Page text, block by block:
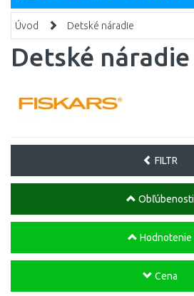
Úvod Detské náradie
Detské náradie
FILTR
Obľúbenosti
Hodnotenie
Cena